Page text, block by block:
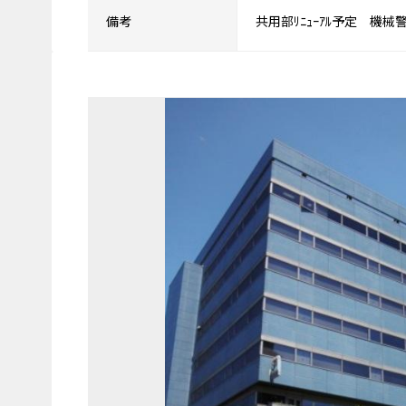
備考 共用部ﾘﾆｭｰｱﾙ予定 機械